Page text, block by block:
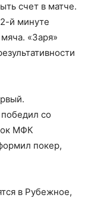
счет в матче.
й минуте
«Заря»
со
МФК
покер,
в Рубежное,